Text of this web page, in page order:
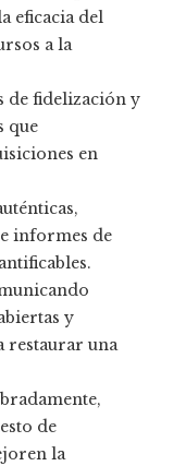
eficacia del
a la
de fidelización y
que
en
informes de
y
restaurar una
de
la